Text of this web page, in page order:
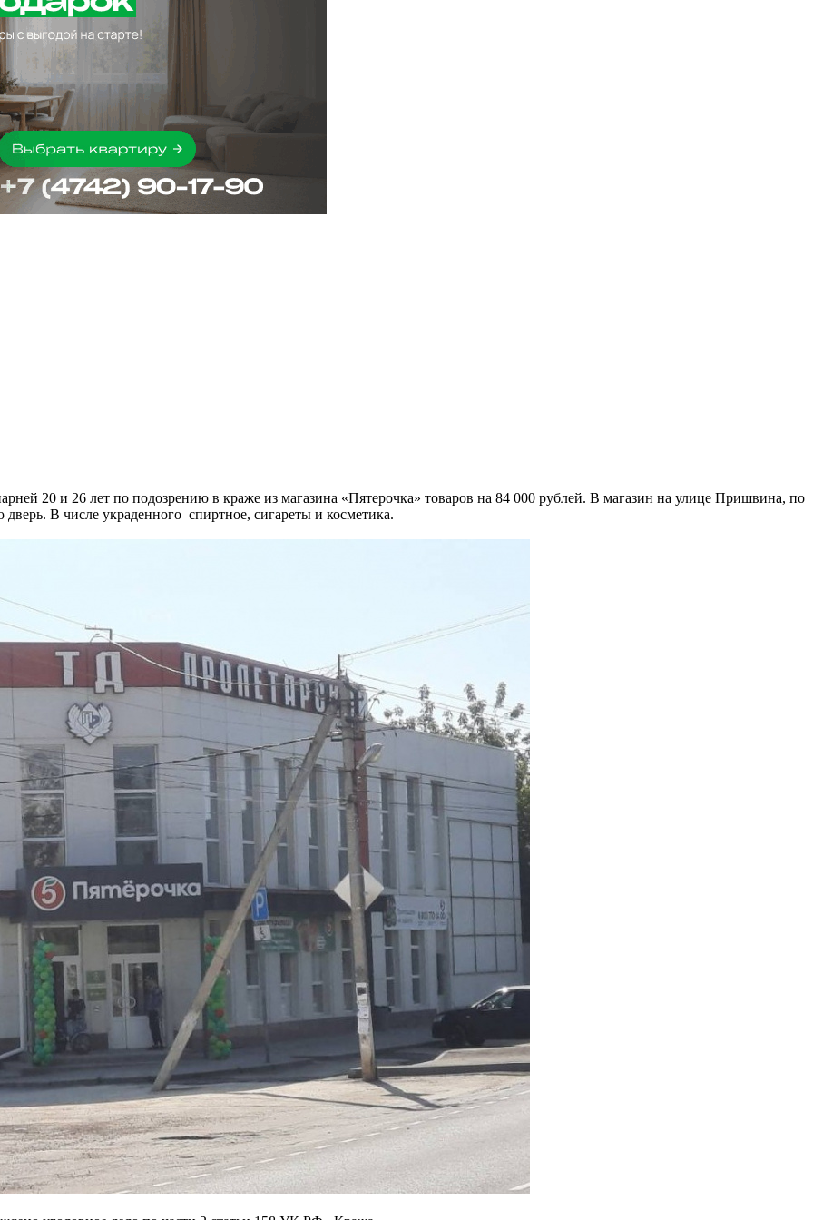
20 и 26 лет по подозрению в краже из магазина «Пятерочка» товаров на 84 000 рублей. В магазин на улице Пришвина, по
В числе украденного спиртное, сигареты и косметика.